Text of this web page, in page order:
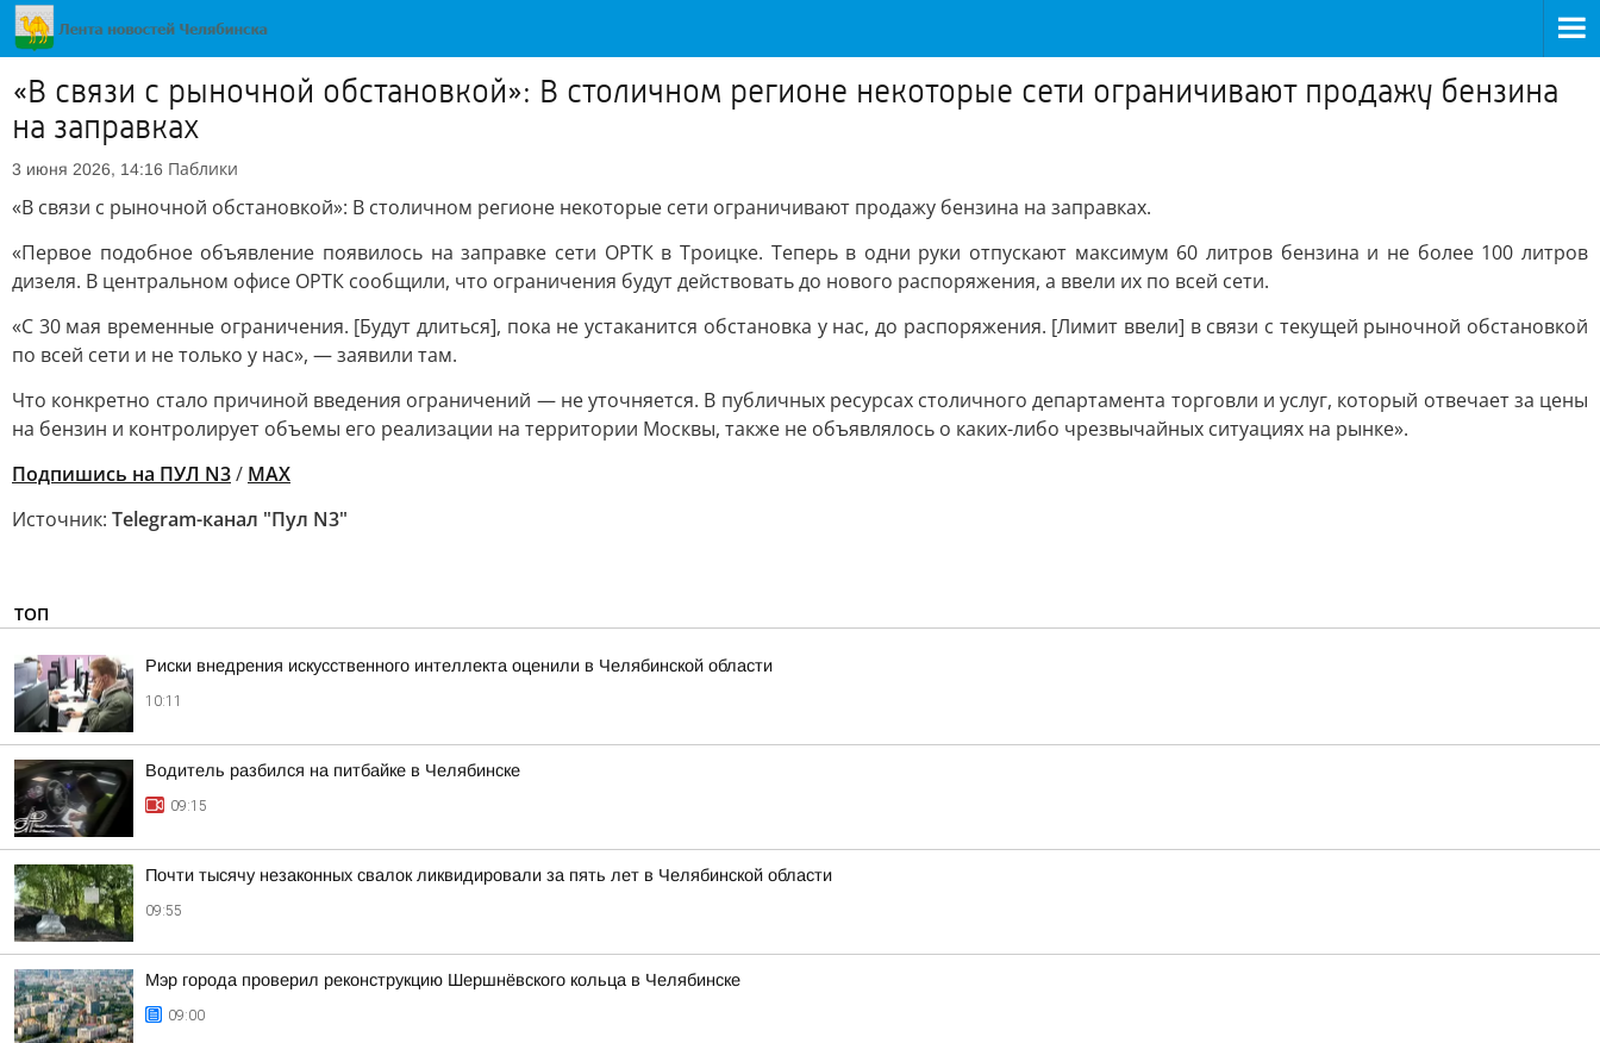
«В связи с рыночной обстановкой»: В столичном регионе некоторые сети ограничивают продажу бензина
на заправках
3 июня 2026, 14:16 Паблики
«В связи с рыночной обстановкой»: В столичном регионе некоторые сети ограничивают продажу бензина на заправках.
«Первое подобное объявление появилось на заправке сети ОРТК в Троицке. Теперь в одни руки отпускают максимум 60 литров бензина и не более 100 литров
дизеля. В центральном офисе ОРТК сообщили, что ограничения будут действовать до нового распоряжения, а ввели их по всей сети.
«С 30 мая временные ограничения. [Будут длиться], пока не устаканится обстановка у нас, до распоряжения. [Лимит ввели] в связи с текущей рыночной обстановкой
по всей сети и не только у нас», — заявили там.
Что конкретно стало причиной введения ограничений — не уточняется. В публичных ресурсах столичного департамента торговли и услуг, который отвечает за цены
на бензин и контролирует объемы его реализации на территории Москвы, также не объявлялось о каких-либо чрезвычайных ситуациях на рынке».
Подпишись на ПУЛ N3/ MAX
Источник: Telegram-канал "Пул N3"
ТОП
Риски внедрения искусственного интеллекта оценили в Челябинской области
10:11
Водитель разбился на питбайке в Челябинске
09:15
Почти тысячу незаконных свалок ликвидировали за пять лет в Челябинской области
09:55
Мэр города проверил реконструкцию Шершнёвского кольца в Челябинске
09:00